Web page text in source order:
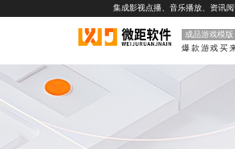
集成影视点播、音乐播放、资讯
成品游戏模版
爆款游戏买